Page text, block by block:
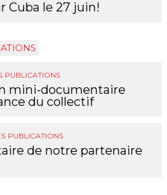
Cuba le 27 juin!
PUBLICATIONS
mini-documentaire
du collectif
PUBLICATIONS
de notre partenaire